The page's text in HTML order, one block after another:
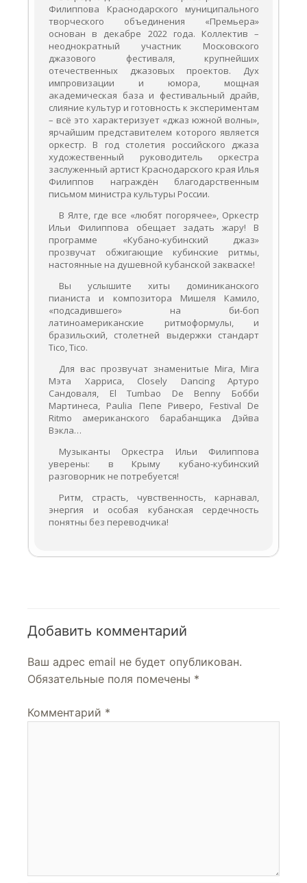
Филиппова Краснодарского муниципального
творческого объединения «Премьера»
основан в декабре 2022 года. Коллектив –
неоднократный участник Московского
джазового фестиваля, крупнейших
отечественных джазовых проектов. Дух
импровизации и юмора, мощная
академическая база и фестивальный драйв,
слияние культур и готовность к экспериментам
– всё это характеризует «джаз южной волны»,
ярчайшим представителем которого является
оркестр. В год столетия российского джаза
художественный руководитель оркестра
заслуженный артист Краснодарского края Илья
Филиппов награждён благодарственным
письмом министра культуры России.
В Ялте, где все «любят погорячее», Оркестр
Ильи Филиппова обещает задать жару! В
программе «Кубано-кубинский джаз»
прозвучат обжигающие кубинские ритмы,
настоянные на душевной кубанской закваске!
Вы услышите хиты доминиканского
пианиста и композитора Мишеля Камило,
«подсадившего» на би-боп
латиноамериканские ритмоформулы, и
бразильский, столетней выдержки стандарт
Tico, Tico.
Для вас прозвучат знаменитые Mira, Mira
Мэта Харриса, Closely Dancing Артуро
Сандоваля, El Tumbao De Benny Бобби
Мартинеса, Paulia Пепе Риверо, Festival De
Ritmo американского барабанщика Дэйва
Вэкла…
Музыканты Оркестра Ильи Филиппова
уверены: в Крыму кубано-кубинский
разговорник не потребуется!
Ритм, страсть, чувственность, карнавал,
энергия и особая кубанская сердечность
понятны без переводчика!
Добавить комментарий
Ваш адрес email не будет опубликован.
Обязательные поля помечены *
Комментарий *